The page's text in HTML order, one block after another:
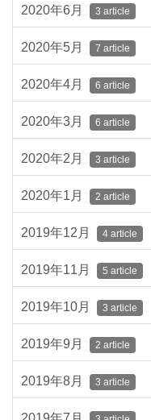
2020年6月 3 article
2020年5月 7 article
2020年4月 6 article
2020年3月 6 article
2020年2月 3 article
2020年1月 2 article
2019年12月 4 article
2019年11月 5 article
2019年10月 3 article
2019年9月 2 article
2019年8月 3 article